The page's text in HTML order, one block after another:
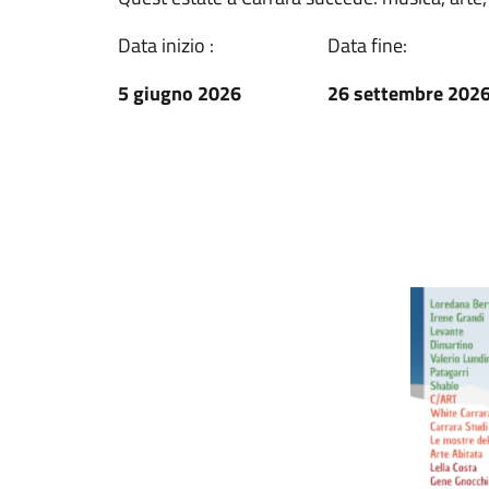
Data inizio :
5 giugno 2026
Data fine:
26 settembre